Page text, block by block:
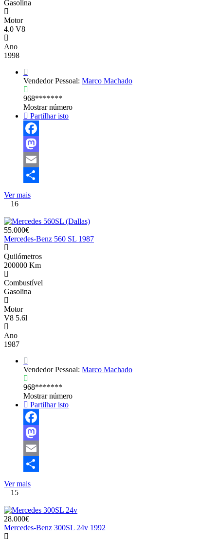
Gasolina
Motor
4.0 V8
Ano
1998
Vendedor Pessoal: Marco Machado
968*******
Mostrar número
Partilhar isto
Facebook
Mastodon
Email
Share
Ver mais
16
55.000€
Mercedes-Benz 560 SL 1987
Quilómetros
200000 Km
Combustível
Gasolina
Motor
V8 5.6l
Ano
1987
Vendedor Pessoal: Marco Machado
968*******
Mostrar número
Partilhar isto
Facebook
Mastodon
Email
Share
Ver mais
15
28.000€
Mercedes-Benz 300SL 24v 1992